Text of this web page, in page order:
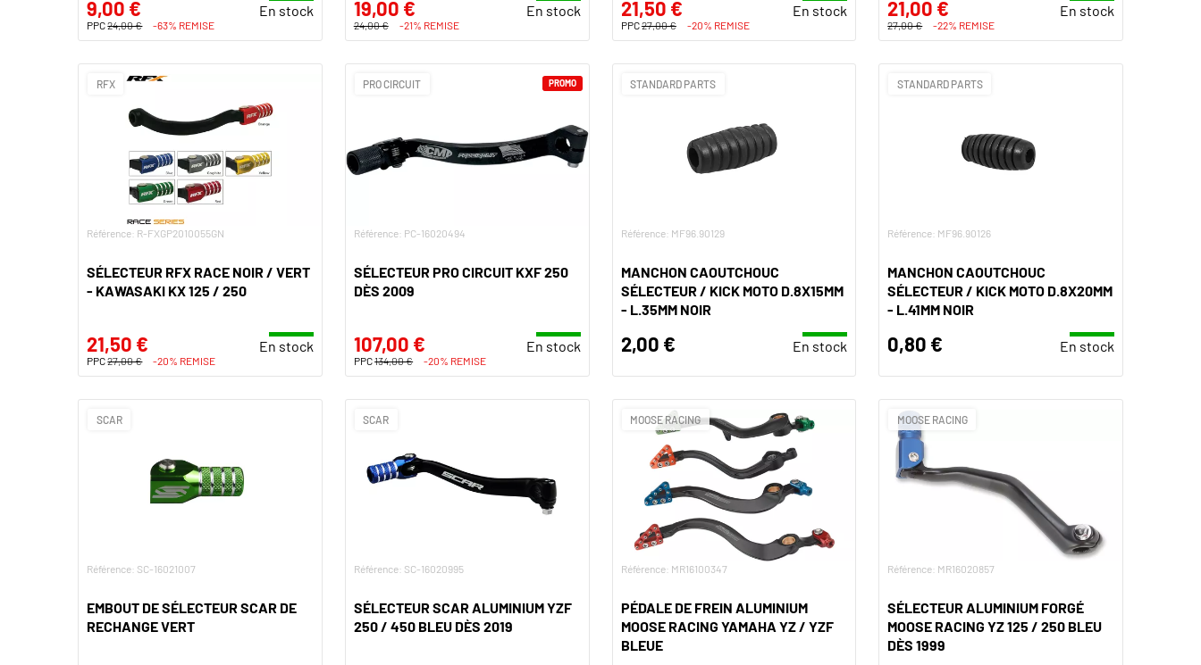
9,00 € En stock
PPC24,00 € -63% REMISE
19,00 € En stock
24,00 € -21% REMISE
21,50 € En stock
PPC27,00 € -20% REMISE
21,00 € En stock
27,00 € -22% REMISE
RFX
Référence: R-FXGP2010055GN
SÉLECTEUR RFX RACE NOIR / VERT
- KAWASAKI KX 125 / 250
21,50 € En stock
PPC27,00 € -20% REMISE
PRO CIRCUIT
Référence: PC-16020494
SÉLECTEUR PRO CIRCUIT KXF 250
DÈS 2009
107,00 € En stock
PPC134,00 € -20% REMISE
PROMO STANDARD PARTS
Référence: MF96.90129
MANCHON CAOUTCHOUC
SÉLECTEUR / KICK MOTO D.8X15MM
- L.35MM NOIR
2,00 € En stock
STANDARD PARTS
Référence: MF96.90126
MANCHON CAOUTCHOUC
SÉLECTEUR / KICK MOTO D.8X20MM
- L.41MM NOIR
0,80 € En stock
SCAR
Référence: SC-16021007
EMBOUT DE SÉLECTEUR SCAR DE
RECHANGE VERT
SCAR
Référence: SC-16020995
SÉLECTEUR SCAR ALUMINIUM YZF
250 / 450 BLEU DÈS 2019
MOOSE RACING
Référence: MR16100347
PÉDALE DE FREIN ALUMINIUM
MOOSE RACING YAMAHA YZ / YZF
BLEUE
MOOSE RACING
Référence: MR16020857
SÉLECTEUR ALUMINIUM FORGÉ
MOOSE RACING YZ 125 / 250 BLEU
DÈS 1999